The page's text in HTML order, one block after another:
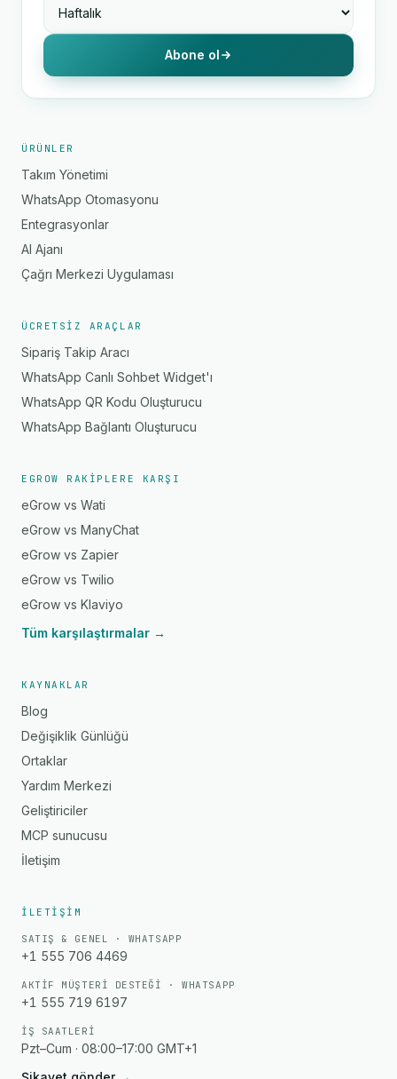
Abone ol
ÜRÜNLER
Takım Yönetimi
WhatsApp Otomasyonu
Entegrasyonlar
AI Ajanı
Çağrı Merkezi Uygulaması
ÜCRETSIZ ARAÇLAR
Sipariş Takip Aracı
WhatsApp Canlı Sohbet Widget'ı
WhatsApp QR Kodu Oluşturucu
WhatsApp Bağlantı Oluşturucu
EGROW RAKIPLERE KARŞI
eGrow vs Wati
eGrow vs ManyChat
eGrow vs Zapier
eGrow vs Twilio
eGrow vs Klaviyo
Tüm karşılaştırmalar →
KAYNAKLAR
Blog
Değişiklik Günlüğü
Ortaklar
Yardım Merkezi
Geliştiriciler
MCP sunucusu
İletişim
İLETIŞIM
SATIŞ & GENEL · WHATSAPP
+1 555 706 4469
AKTIF MÜŞTERI DESTEĞI · WHATSAPP
+1 555 719 6197
İŞ SAATLERI
Pzt–Cum · 08:00–17:00 GMT+1